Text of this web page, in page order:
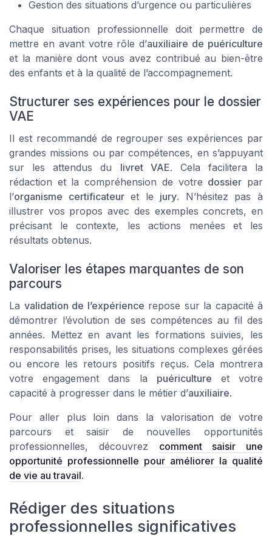
Gestion des situations d’urgence ou particulières
Chaque situation professionnelle doit permettre de
mettre en avant votre rôle d’auxiliaire de puériculture
et la manière dont vous avez contribué au bien-être
des enfants et à la qualité de l’accompagnement.
Structurer ses expériences pour le dossier
VAE
Il est recommandé de regrouper ses expériences par
grandes missions ou par compétences, en s’appuyant
sur les attendus du livret VAE. Cela facilitera la
rédaction et la compréhension de votre dossier par
l’organisme certificateuret le jury. N’hésitez pas à
illustrer vos propos avec des exemples concrets, en
précisant le contexte, les actions menées et les
résultats obtenus.
Valoriser les étapes marquantes de son
parcours
La validation de l’expérience repose sur la capacité à
démontrer l’évolution de ses compétences au fil des
années. Mettez en avant les formations suivies, les
responsabilités prises, les situations complexes gérées
ou encore les retours positifs reçus. Cela montrera
votre engagement dans la puériculture et votre
capacité à progresser dans le métier d’auxiliaire.
Pour aller plus loin dans la valorisation de votre
parcours et saisir de nouvelles opportunités
professionnelles, découvrez comment saisir une
opportunité professionnelle pour améliorer la qualité
de vie au travail.
Rédiger des situations
professionnelles significatives